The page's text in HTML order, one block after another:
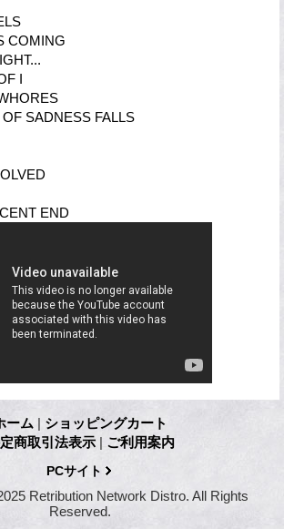
COMING
I
SADNESS FALLS
END
ーム | ショッピングカート
商取引法表示 | ご利用案内
PCサイト
Retribution Network Distro. All Rights
Reserved.